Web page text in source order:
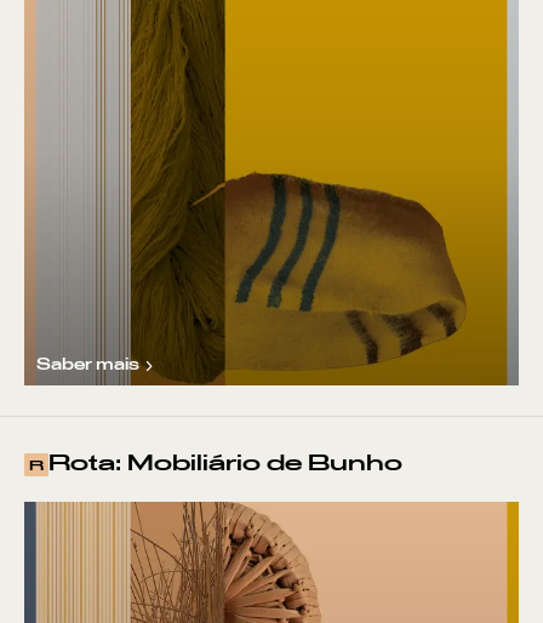
MUSEU
Saber mais
R Rota: Mobiliário de Bunho